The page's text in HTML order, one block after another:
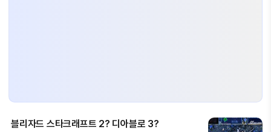
블리자드 스타크래프트 2? 디아블로 3?